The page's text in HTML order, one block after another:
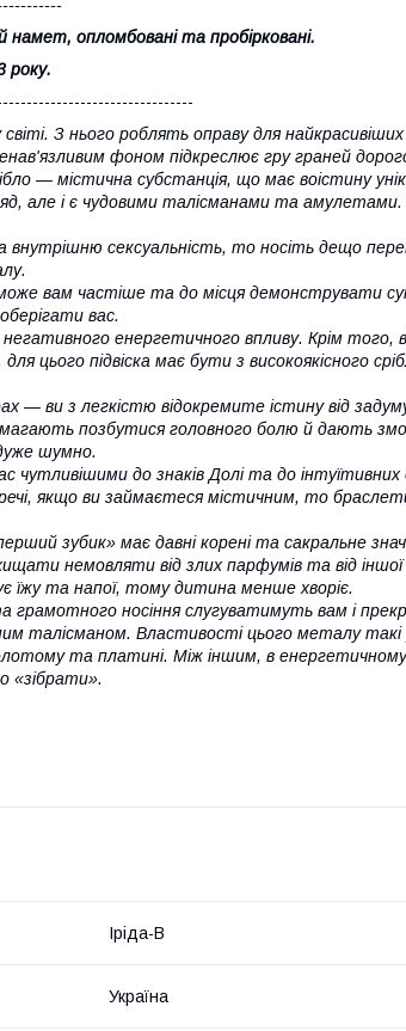
намет, опломбовані та пробірковані.
року.
З нього роблять оправу для
фоном підкреслює гру граней
— містична субстанція, що має воістину
але і є чудовими талісманами та
сексуальність, то носіть дещо
вам частіше та до місця демонструвати
вас.
енергетичного впливу. Крім того,
цього підвіска має бути з високоякісного
— ви з легкістю відокремите істину від
позбутися головного болю й дають
шумно.
чутливішими до знаків Долі та до інтуїтивних
якщо ви займаєтеся містичним, то
зубик» має давні корені та сакральне
немовляти від злих парфумів та від
їжу та напої, тому дитина менше хворіє.
грамотного носіння слугуватимуть вам і
талісманом. Властивості цього металу такі
та платині. Між іншим, в енергетичному
«зібрати».
Іріда-В
Україна